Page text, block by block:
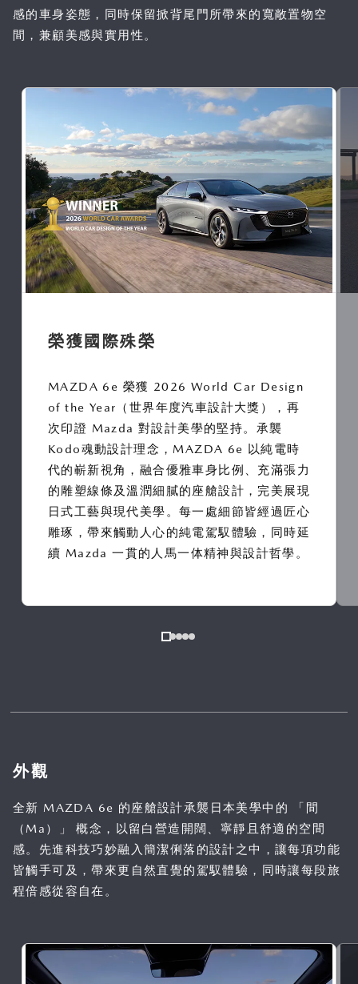
感的車身姿態，同時保留掀背尾門所帶來的寬敞置物空
間，兼顧美感與實用性。
榮獲國際殊榮
MAZDA 6e 榮獲 2026 World Car Design
of the Year（世界年度汽車設計大獎），再
次印證 Mazda 對設計美學的堅持。承襲
Kodo魂動設計理念，MAZDA 6e 以純電時
代的嶄新視角，融合優雅車身比例、充滿張力
的雕塑線條及溫潤細膩的座艙設計，完美展現
日式工藝與現代美學。每一處細節皆經過匠心
雕琢，帶來觸動人心的純電駕馭體驗，同時延
續 Mazda 一貫的人馬一体精神與設計哲學。
外觀
全新 MAZDA 6e 的座艙設計承襲日本美學中的 「間
（Ma）」 概念，以留白營造開闊、寧靜且舒適的空間
感。先進科技巧妙融入簡潔俐落的設計之中，讓每項功能
皆觸手可及，帶來更自然直覺的駕馭體驗，同時讓每段旅
程倍感從容自在。